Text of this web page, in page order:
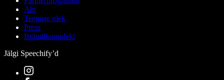
Abi
Teenuse olek
Press
Brändikomplekt
Jälgi Speechify’d